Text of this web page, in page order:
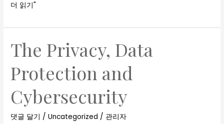
더 읽기"
The Privacy, Data
Protection and
Cybersecurity
댓글 달기 /Uncategorized / 관리자
The
Privacy,
Data
Protection
and
Cybersecurity